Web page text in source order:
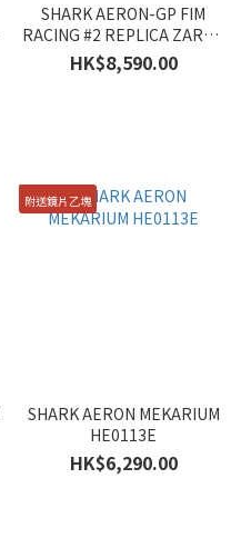
SHARK AERON-GP FIM
RACING #2 REPLICA ZARCO
SIGNATURE HE4104E
HK$8,590.00
附送鏡片乙塊
SHARK AERON MEKARIUM
HE0113E
HK$6,290.00